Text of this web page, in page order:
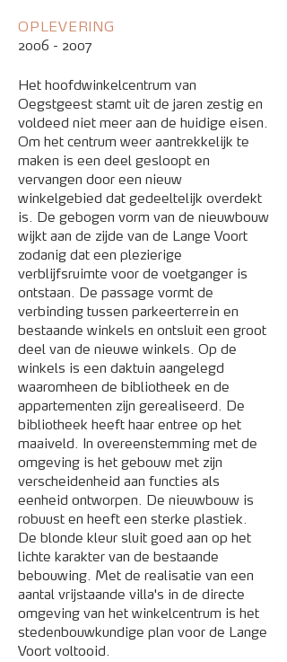
OPLEVERING
2006 - 2007
Het hoofdwinkelcentrum van
Oegstgeest stamt uit de jaren zestig en
voldeed niet meer aan de huidige eisen.
Om het centrum weer aantrekkelijk te
maken is een deel gesloopt en
vervangen door een nieuw
winkelgebied dat gedeeltelijk overdekt
is. De gebogen vorm van de nieuwbouw
wijkt aan de zijde van de Lange Voort
zodanig dat een plezierige
verblijfsruimte voor de voetganger is
ontstaan. De passage vormt de
verbinding tussen parkeerterrein en
bestaande winkels en ontsluit een groot
deel van de nieuwe winkels. Op de
winkels is een daktuin aangelegd
waaromheen de bibliotheek en de
appartementen zijn gerealiseerd. De
bibliotheek heeft haar entree op het
maaiveld. In overeenstemming met de
omgeving is het gebouw met zijn
verscheidenheid aan functies als
eenheid ontworpen. De nieuwbouw is
robuust en heeft een sterke plastiek.
De blonde kleur sluit goed aan op het
lichte karakter van de bestaande
bebouwing. Met de realisatie van een
aantal vrijstaande villa's in de directe
omgeving van het winkelcentrum is het
stedenbouwkundige plan voor de Lange
Voort voltooid.